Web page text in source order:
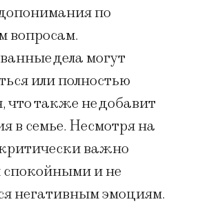
по
вопросам.
дела могут
или полностью
что также не добавит
в семье. Несмотря на
важно
спокойными и не
негативным эмоциям.